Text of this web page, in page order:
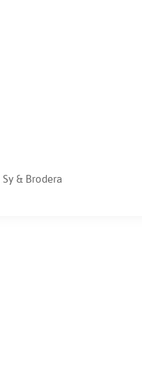
Sy & Brodera